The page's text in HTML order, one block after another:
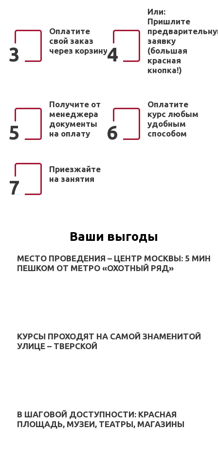
3
Оплатите
свой заказ
через корзину4
Или:
Пришлите
заявку
(большая
красная
кнопка!)
5
Получите от
менеджера
документы
на оплату
6
Оплатите
курс любым
удобным
способом
7
Приезжайте
на занятия
Ваши выгоды
МЕСТО ПРОВЕДЕНИЯ – ЦЕНТР МОСКВЫ: 5 МИН
ПЕШКОМ ОТ МЕТРО «ОХОТНЫЙ РЯД»
КУРСЫ ПРОХОДЯТ НА САМОЙ ЗНАМЕНИТОЙ
УЛИЦЕ – ТВЕРСКОЙ
В ШАГОВОЙ ДОСТУПНОСТИ: КРАСНАЯ
ПЛОЩАДЬ, МУЗЕИ, ТЕАТРЫ, МАГАЗИНЫ